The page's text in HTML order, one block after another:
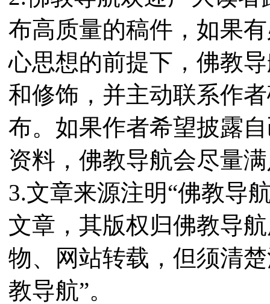
布高质量的稿件，如果
心思想的前提下，佛教
和修饰，并主动联系作
布。如果作者希望披露
资料，佛教导航会尽量
3.文章来源注明“佛教导
文章，其版权归佛教导
物、网站转载，但须清
教导航”。